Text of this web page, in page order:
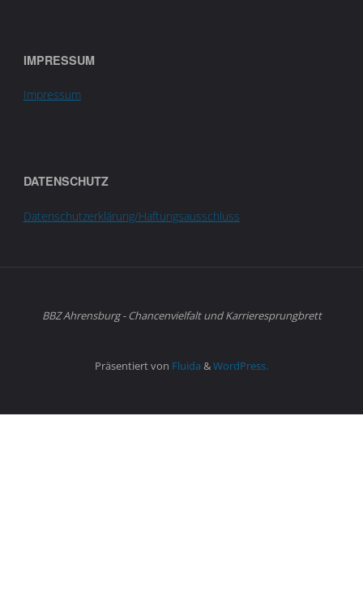
IMPRESSUM
Impressum
DATENSCHUTZ
Datenschutzerklärung/Haftungsausschluss
BBZ Ahrensburg - Chancenvielfalt und Karrieresprungbrett
Präsentiert von Fluida &WordPress.